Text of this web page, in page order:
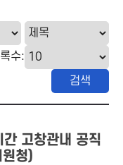
수:
고창관내 공직
청)